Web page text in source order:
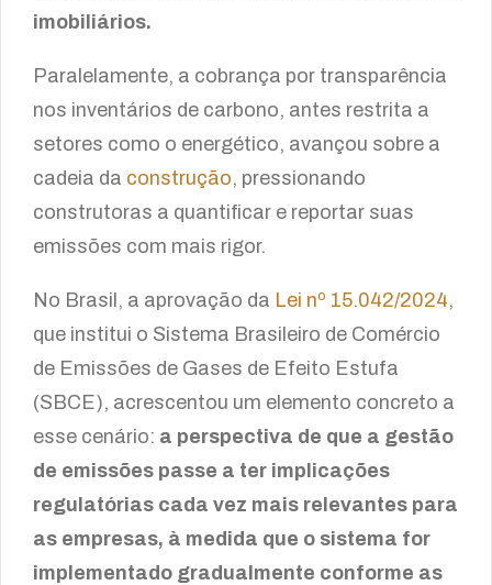
imobiliários.
Paralelamente, a cobrança por transparência
nos inventários de carbono, antes restrita a
setores como o energético, avançou sobre a
cadeia da construção, pressionando
construtoras a quantificar e reportar suas
emissões com mais rigor.
No Brasil, a aprovação da Lei nº 15.042/2024,
que institui o Sistema Brasileiro de Comércio
de Emissões de Gases de Efeito Estufa
(SBCE), acrescentou um elemento concreto a
esse cenário: a perspectiva de que a gestão
de emissões passe a ter implicações
regulatórias cada vez mais relevantes para
as empresas, à medida que o sistema for
implementado gradualmente conforme as